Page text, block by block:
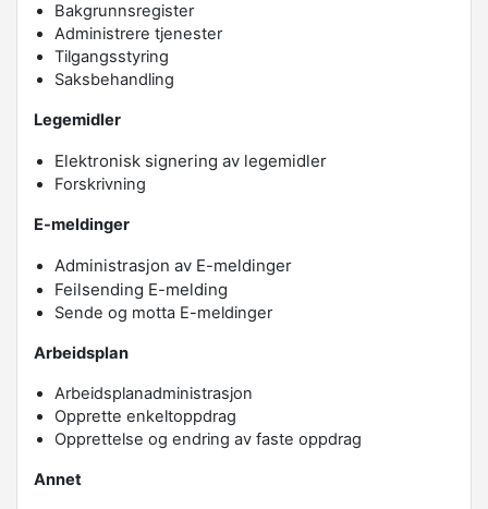
Bakgrunnsregister
Administrere tjenester
Tilgangsstyring
Saksbehandling
Legemidler
Elektronisk signering av legemidler
Forskrivning
E-meldinger
Administrasjon av E-meldinger
Feilsending E-melding
Sende og motta E-meldinger
Arbeidsplan
Arbeidsplanadministrasjon
Opprette enkeltoppdrag
Opprettelse og endring av faste oppdrag
Annet